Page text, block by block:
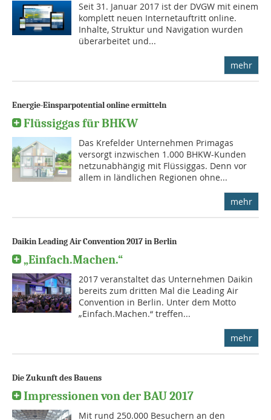
Seit 31. Januar 2017 ist der DVGW mit einem
komplett neuen Internetauftritt online.
Inhalte, Struktur und Navigation wurden
überarbeitet und...
mehr
Energie-Einsparpotential online ermitteln
Flüssiggas für BHKW
Das Krefelder Unternehmen Primagas
versorgt inzwischen 1.000 BHKW-Kunden
netzunabhängig mit Flüssiggas. Denn vor
allem in ländlichen Regionen ohne...
mehr
Daikin Leading Air Convention 2017 in Berlin
„Einfach.Machen.“
2017 veranstaltet das Unternehmen Dai­kin
bereits zum dritten Mal die Leading Air
Convention in Berlin. Unter dem Motto
„Einfach.Machen.“ treffen...
mehr
Die Zukunft des Bauens
Impressionen von der BAU 2017
Mit rund 250.000 Besuchern an den